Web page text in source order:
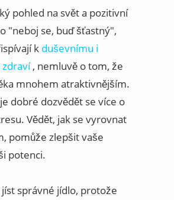
pohled na svět a pozitivní
"neboj se, buď šťastný",
k duševnímu i
, nemluvě o tom, že
mnohem atraktivnějším.
dobré dozvědět se více o
Vědět, jak se vyrovnat
pomůže zlepšit vaše
potenci.
správné jídlo, protože